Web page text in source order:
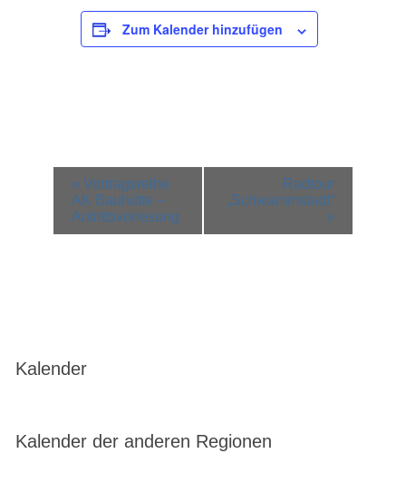
Zum Kalender hinzufügen
Veranstaltung-
Navigation
« Vortragsreihe
AK Bauhütte –
Antrittsvorlesung
Radtour
„Schwammstadt“
»
Kalender
Kalender der anderen Regionen